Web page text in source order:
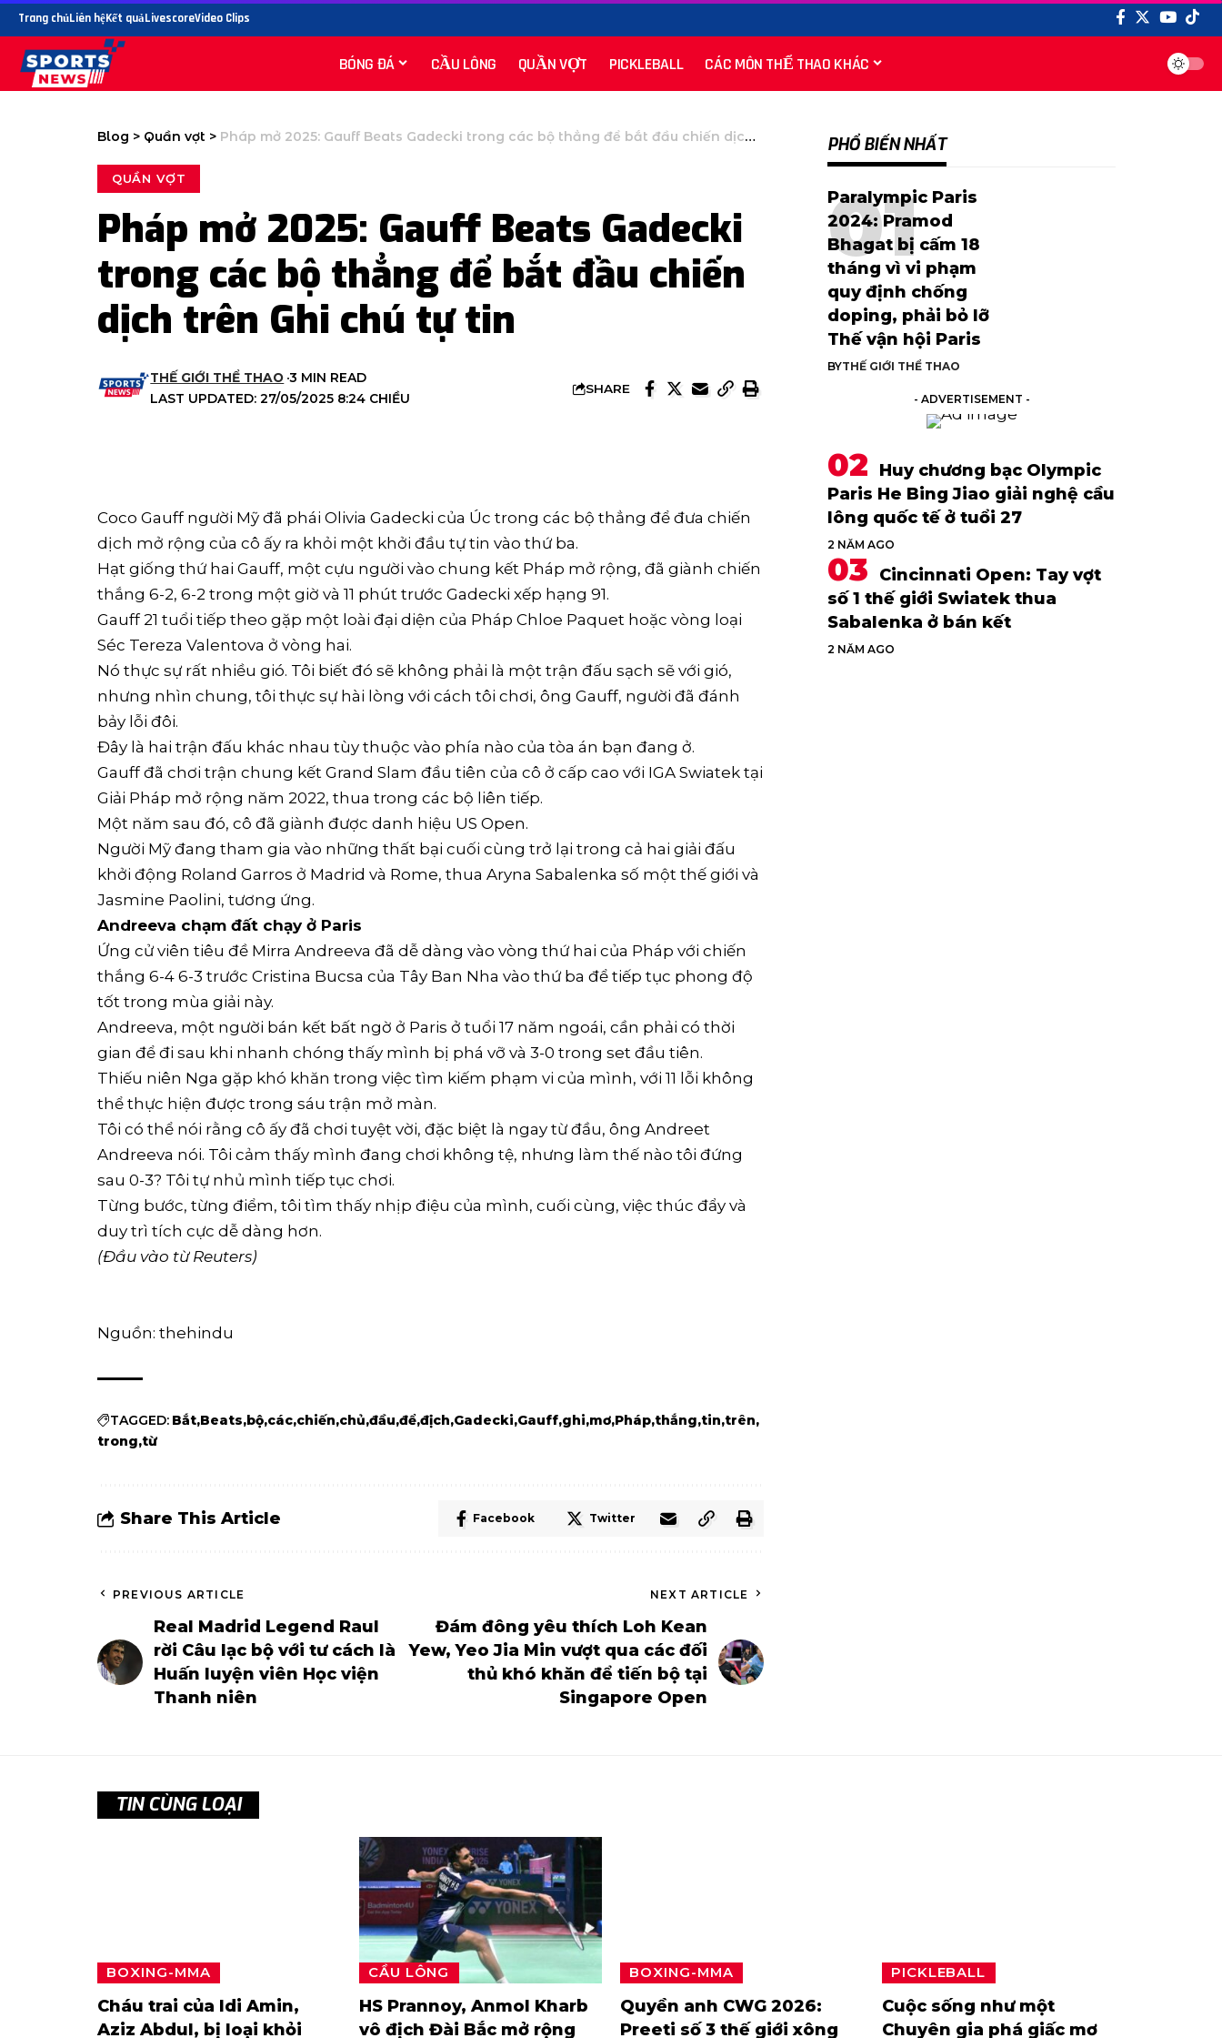
Trang chủLiên hệKết quảLivescoreVideo Clips
BÓNG ĐÁ CẦU LÔNG QUẦN VỢT PICKLEBALL CÁC MÔN THỂ THAO KHÁC
Blog > Quần vợt > Pháp mở 2025: Gauff Beats Gadecki trong các bộ thẳng để bắt đầu chiến dịch trên Ghi chú tự tin
QUẦN VỢT
Pháp mở 2025: Gauff Beats Gadecki
trong các bộ thẳng để bắt đầu chiến
dịch trên Ghi chú tự tin
LAST UPDATED: 27/05/2025 8:24 CHIỀU
THẾ GIỚI THỂ THAO 3 MIN READ
SHARE
Coco Gauff người Mỹ đã phái Olivia Gadecki của Úc trong các bộ thẳng để đưa chiến
dịch mở rộng của cô ấy ra khỏi một khởi đầu tự tin vào thứ ba.
Hạt giống thứ hai Gauff, một cựu người vào chung kết Pháp mở rộng, đã giành chiến
thắng 6-2, 6-2 trong một giờ và 11 phút trước Gadecki xếp hạng 91.
Gauff 21 tuổi tiếp theo gặp một loài đại diện của Pháp Chloe Paquet hoặc vòng loại
Séc Tereza Valentova ở vòng hai.
Nó thực sự rất nhiều gió. Tôi biết đó sẽ không phải là một trận đấu sạch sẽ với gió,
nhưng nhìn chung, tôi thực sự hài lòng với cách tôi chơi, ông Gauff, người đã đánh
bảy lỗi đôi.
Đây là hai trận đấu khác nhau tùy thuộc vào phía nào của tòa án bạn đang ở.
Gauff đã chơi trận chung kết Grand Slam đầu tiên của cô ở cấp cao với IGA Swiatek tại
Giải Pháp mở rộng năm 2022, thua trong các bộ liên tiếp.
Một năm sau đó, cô đã giành được danh hiệu US Open.
Người Mỹ đang tham gia vào những thất bại cuối cùng trở lại trong cả hai giải đấu
khởi động Roland Garros ở Madrid và Rome, thua Aryna Sabalenka số một thế giới và
Jasmine Paolini, tương ứng.
Andreeva chạm đất chạy ở Paris
Ứng cử viên tiêu đề Mirra Andreeva đã dễ dàng vào vòng thứ hai của Pháp với chiến
thắng 6-4 6-3 trước Cristina Bucsa của Tây Ban Nha vào thứ ba để tiếp tục phong độ
tốt trong mùa giải này.
Andreeva, một người bán kết bất ngờ ở Paris ở tuổi 17 năm ngoái, cần phải có thời
gian để đi sau khi nhanh chóng thấy mình bị phá vỡ và 3-0 trong set đầu tiên.
Thiếu niên Nga gặp khó khăn trong việc tìm kiếm phạm vi của mình, với 11 lỗi không
thể thực hiện được trong sáu trận mở màn.
Tôi có thể nói rằng cô ấy đã chơi tuyệt vời, đặc biệt là ngay từ đầu, ông Andreet
Andreeva nói. Tôi cảm thấy mình đang chơi không tệ, nhưng làm thế nào tôi đứng
sau 0-3? Tôi tự nhủ mình tiếp tục chơi.
Từng bước, từng điểm, tôi tìm thấy nhịp điệu của mình, cuối cùng, việc thúc đẩy và
duy trì tích cực dễ dàng hơn.
(Đầu vào từ Reuters)
Nguồn: thehindu
TAGGED: Bắt Beats bộ các chiến chủ đầu để địch Gadecki Gauff ghi mơ Pháp thắng tin trên
trong từ
Share This Article Facebook Twitter
PREVIOUS ARTICLE
Real Madrid Legend Raul
rời Câu lạc bộ với tư cách là
Huấn luyện viên Học viện
Thanh niên
NEXT ARTICLE
Đám đông yêu thích Loh Kean
Yew, Yeo Jia Min vượt qua các đối
thủ khó khăn để tiến bộ tại
Singapore Open
PHỔ BIẾN NHẤT
Paralympic Paris
2024: Pramod
Bhagat bị cấm 18
tháng vì vi phạm
quy định chống
doping, phải bỏ lỡ
Thế vận hội Paris
BYTHẾ GIỚI THỂ THAO
- ADVERTISEMENT -
Huy chương bạc Olympic
Paris He Bing Jiao giải nghệ cầu
lông quốc tế ở tuổi 27
2 NĂM AGO
Cincinnati Open: Tay vợt
số 1 thế giới Swiatek thua
Sabalenka ở bán kết
2 NĂM AGO
TIN CÙNG LOẠI
BOXING-MMA
Cháu trai của Idi Amin,
Aziz Abdul, bị loại khỏi
CẦU LÔNG
HS Prannoy, Anmol Kharb
vô địch Đài Bắc mở rộng
BOXING-MMA
Quyền anh CWG 2026:
Preeti số 3 thế giới xông
PICKLEBALL
Cuộc sống như một
Chuyên gia phá giấc mơ